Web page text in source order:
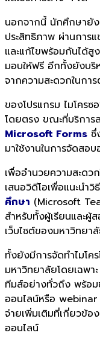
นอกจากนี้ นักศึกษายัง
ประสิทธิภาพ ผ่านการ
และแก้ไขพร้อมกันได้
มอบให้ฟรี อีกทั้งยังบริ
จากความสะดวกในกา
ของโปรแกรม ไมโคร
โดยตรง ขณะที่บริการ
Microsoft Forms ซึ่
มาใช้งานในการจัดสอ
เพื่ออำนวยความสะด
เสนอวิดีโอเพื่อแนะนำวิ
ศึกษา (Microsoft
สำหรับทั้งผู้เรียนและผู้
เว็บไซต์ของมหาวิทยา
ทั้งยังมีการจัดทำไมโ
มหาวิทยาลัยโดยเฉพา
ทีมส์อย่างทั่วถึง พร้อม
ออนไลน์หรือ
จ่ายเพิ่มเติมที่เกี่ยวข้อ
ออนไลน์